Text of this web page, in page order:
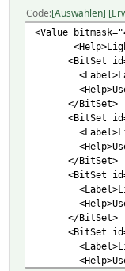
<Help
</BitSet>
<BitSet
<Label
<Help
</BitSet>
<BitSet
<Label
<Help>Upper
<Help
</BitSet>
<BitSet
<Label
<Help>Upper
<Help
Code Auswählen
<Value
<Help>Light
<BitSet
<Label>Last
<Help>Use
</BitSet>
<BitSet
<Help>Use
</BitSet>
<BitSet
<Help>Use
</BitSet>
<BitSet
<Help>Use